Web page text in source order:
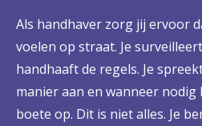
Als handhaver zorg jij ervoor
voelen op straat. Je
handhaaft de regels. Je
manier aan en wanneer
boete op. Dit is niet alles. Je